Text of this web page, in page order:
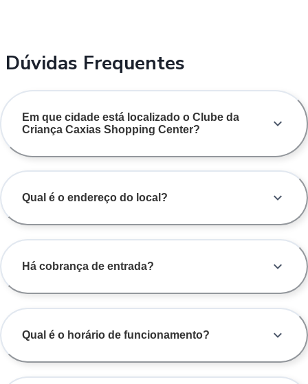
Dúvidas Frequentes
Em que cidade está localizado o Clube da
Criança Caxias Shopping Center?
Qual é o endereço do local?
Há cobrança de entrada?
Qual é o horário de funcionamento?